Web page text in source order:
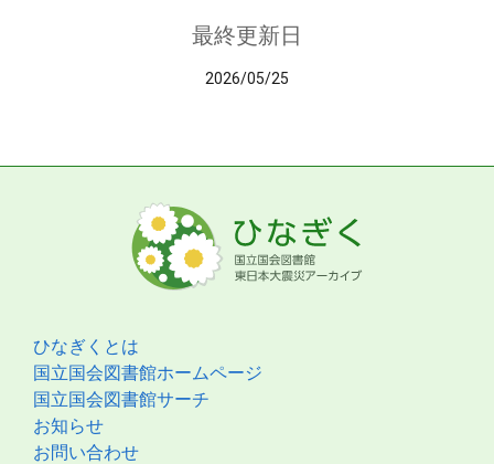
最終更新日
2026/05/25
ひなぎくとは
国立国会図書館ホームページ
国立国会図書館サーチ
お知らせ
お問い合わせ